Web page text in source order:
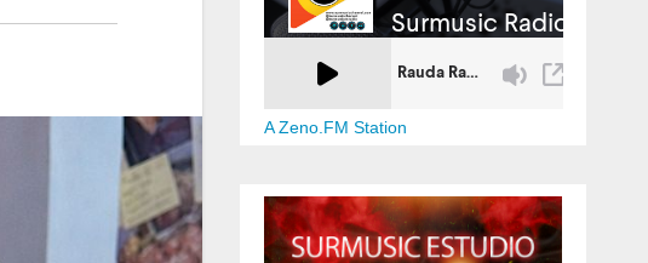
A Zeno.FM Station